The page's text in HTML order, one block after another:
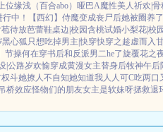
位缘浅（百合abo）哑巴A魔性美人祈欢|
中！ 【西幻】侍魔变成丧尸后她被圈养了
待放芭蕾鞋桌边|校园含桃试婚小梨花|校园
黑心狐只想吃掉男主|快穿快穿之趁虚而入
节操何在穿书后和反派男二he了旋覆花之
|公路岁欢愉穿成黄漫女主替身后牧神午后
斗她撩人不自知她知道我人人可C吃两口
桥效应怪物们的朋友女主是软妹呀拯救退